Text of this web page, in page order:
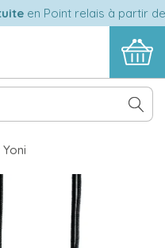
en Point relais à partir de